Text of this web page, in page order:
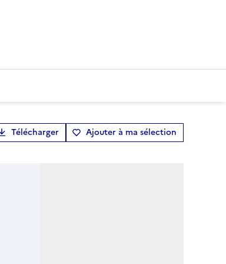
Télécharger Ajouter à ma sélection